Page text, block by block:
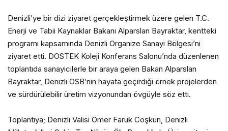
Denizli’ye bir dizi ziyaret gerçekleştirmek üzere gelen T.C.
Enerji ve Tabii Kaynaklar Bakanı Alparslan Bayraktar, kentteki
programı kapsamında Denizli Organize Sanayi Bölgesi’ni
ziyaret etti. DOSTEK Koleji Konferans Salonu’nda düzenlenen
toplantıda sanayicilerle bir araya gelen Bakan Alparslan
Bayraktar, Denizli OSB’nin hayata geçirdiği örnek projelerden
ve sürdürülebilir üretim vizyonundan övgüyle söz etti.
Toplantıya; Denizli Valisi Ömer Faruk Coşkun, Denizli